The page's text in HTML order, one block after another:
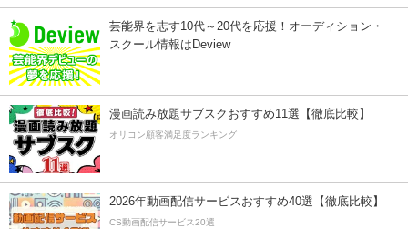
芸能界を志す10代～20代を応援！オーディション・
スクール情報はDeview
漫画読み放題サブスクおすすめ11選【徹底比較】
オリコン顧客満足度ランキング
2026年動画配信サービスおすすめ40選【徹底比較】
CS動画配信サービス20選